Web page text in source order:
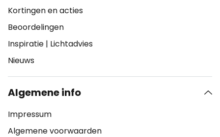
Kortingen en acties
Beoordelingen
Inspiratie | Lichtadvies
Nieuws
Algemene info
Impressum
Algemene voorwaarden